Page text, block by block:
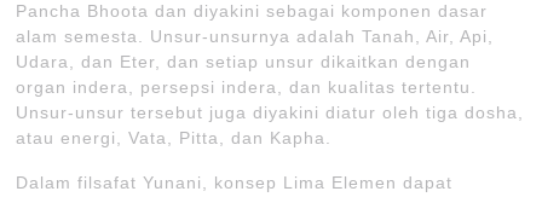
Pancha Bhoota dan diyakini sebagai komponen dasar
alam semesta. Unsur-unsurnya adalah Tanah, Air, Api,
Udara, dan Eter, dan setiap unsur dikaitkan dengan
organ indera, persepsi indera, dan kualitas tertentu.
Unsur-unsur tersebut juga diyakini diatur oleh tiga dosha,
atau energi, Vata, Pitta, dan Kapha.
Dalam filsafat Yunani, konsep Lima Elemen dapat